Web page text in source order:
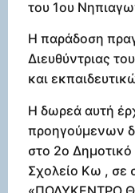
του 1ου
Η παράδοση
Διευθύντριας
και
Η δωρεά αυτή
προηγούμενων
στο 2ο Δημοτικό
Σχολείο Κω , σε